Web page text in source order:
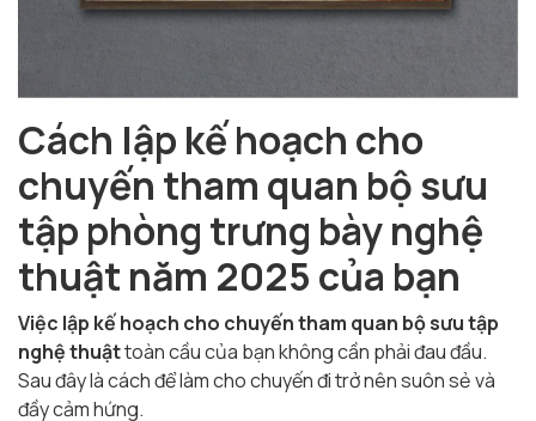
Cách lập kế hoạch cho
chuyến tham quan bộ sưu
tập phòng trưng bày nghệ
thuật năm 2025 của bạn
Việc lập kế hoạch cho chuyến tham quan bộ sưu tập
nghệ thuậttoàn cầu của bạnkhông cần phải đau đầu.
Sau đây là cách để làm cho chuyến đi trở nên suôn sẻ và
đầy cảm hứng.